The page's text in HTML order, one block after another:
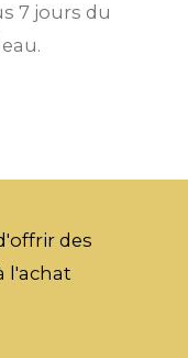
7 jours du
des
l'achat